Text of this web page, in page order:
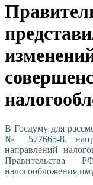
В Госдуму для
№ 577665-8,
направлений
Правительства
налогообложения